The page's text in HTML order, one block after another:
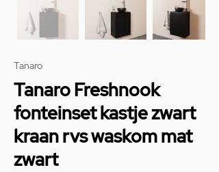
Tanaro
Tanaro Freshnook
fonteinset kastje zwart
kraan rvs waskom mat
zwart